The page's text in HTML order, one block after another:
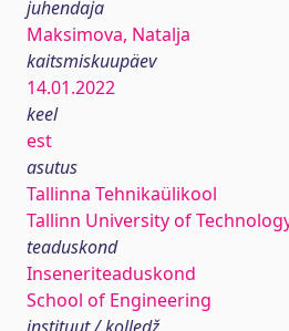
juhendaja
Maksimova, Natalja
kaitsmiskuupäev
14.01.2022
keel
est
asutus
Tallinna Tehnikaülikool
Tallinn University of
teaduskond
Inseneriteaduskond
School of Engineering